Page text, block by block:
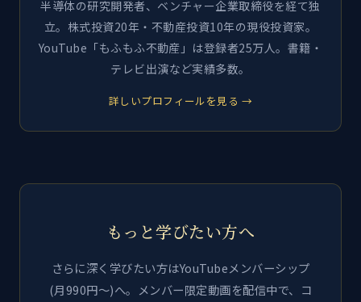
半導体の研究開発者、ベンチャー企業取締役を経て独
立。株式投資20年・不動産投資10年の現役投資家。
YouTube「もふもふ不動産」は登録者25万人。書籍・
テレビ出演など実績多数。
詳しいプロフィールを見る →
もっと学びたい方へ
さらに深く学びたい方はYouTubeメンバーシップ
(月990円〜)へ。メンバー限定動画を配信中で、コ